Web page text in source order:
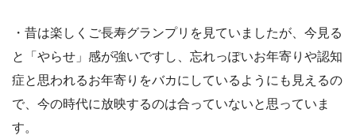
・昔は楽しくご長寿グランプリを見ていましたが、今見る
と「やらせ」感が強いですし、忘れっぽいお年寄りや認知
症と思われるお年寄りをバカにしているようにも見えるの
で、今の時代に放映するのは合っていないと思っていま
す。